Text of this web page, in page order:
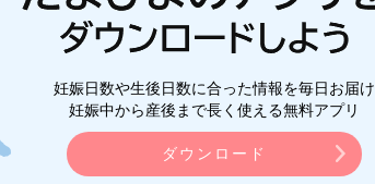
妊娠日数や生後日数に合った情報を毎日お届け
妊娠中から産後まで長く使える無料アプリ
ダウンロード